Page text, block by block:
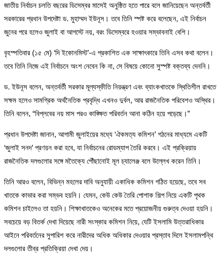
জাতীয় নির্বাচন চলতি বছরের ডিসেম্বর মাসেই অনুষ্ঠিত হতে পারে বলে জানিয়েছেন অন্তর্বর্তী
সরকারের প্রধান উপদেষ্টা ড. মুহাম্মদ ইউনূস। তবে তিনি স্পষ্ট করে বলেছেন, এই নির্বাচন
জুনের পরে হলেও জুলাই বা আগস্টে নয়, বরং ডিসেম্বরে হওয়ার সম্ভাবনাই বেশি।
বৃহস্পতিবার (১৫ মে) ‘দি ইকোনমিস্ট’-এ প্রকাশিত এক সাক্ষাৎকারে তিনি এসব কথা বলেন।
তবে তিনি নিজে এই নির্বাচনে অংশ নেবেন কি না, সে বিষয়ে কোনো সুস্পষ্ট বক্তব্য দেননি।
ড. ইউনূস বলেন, অন্তর্বর্তী সরকার মূল্যস্ফীতি নিয়ন্ত্রণ এবং ব্যাংকখাতকে স্থিতিশীল রাখতে
সক্ষম হলেও সামগ্রিক অর্থনৈতিক প্রবৃদ্ধি এখনও দুর্বল, আর রাজনৈতিক পরিবেশও অস্থির।
তিনি বলেন, “বিপ্লবের নয় মাস পরও কাঙ্ক্ষিত পরিবর্তন আনা কঠিন হয়ে পড়েছে।”
প্রধান উপদেষ্টা জানান, আগামী জুলাইয়ের মধ্যে ‘ঐকমত্য কমিশন’ গঠনের মাধ্যমে একটি
‘জুলাই সনদ’ প্রণয়ন করা হবে, যা নির্বাচনের রোডম্যাপ তৈরি করবে। এই প্রক্রিয়ায়
রাজনৈতিক দলগুলোর সঙ্গে মতৈক্যে পৌঁছানোই মূল চ্যালেঞ্জ বলে উল্লেখ করেন তিনি।
তিনি আরও বলেন, বিভিন্ন মহলের দাবি অনুযায়ী একাধিক কমিশন গঠিত হয়েছে, তবে সব
খাতকে কাভার করা সম্ভব হয়নি। যেমন, কেউ কেউ তৈরি পোশাক শিল্প নিয়ে একটি পৃথক
কমিশন চাইলেও তা হয়নি। শিক্ষাখাতকেও অনেকের মতে প্রয়োজনীয় গুরুত্ব দেওয়া হয়নি।
সবচেয়ে বড় বিতর্ক দেখা দিয়েছে নারী সংস্কার কমিশন নিয়ে, যেটি ইসলামি উত্তরাধিকার
আইনে পরিবর্তনের সুপারিশ করে নারীদের অধিক অধিকার দেওয়ার প্রস্তাব দিলে ইসলামপন্থি
দলগুলোর তীব্র প্রতিক্রিয়া দেখা দেয়।